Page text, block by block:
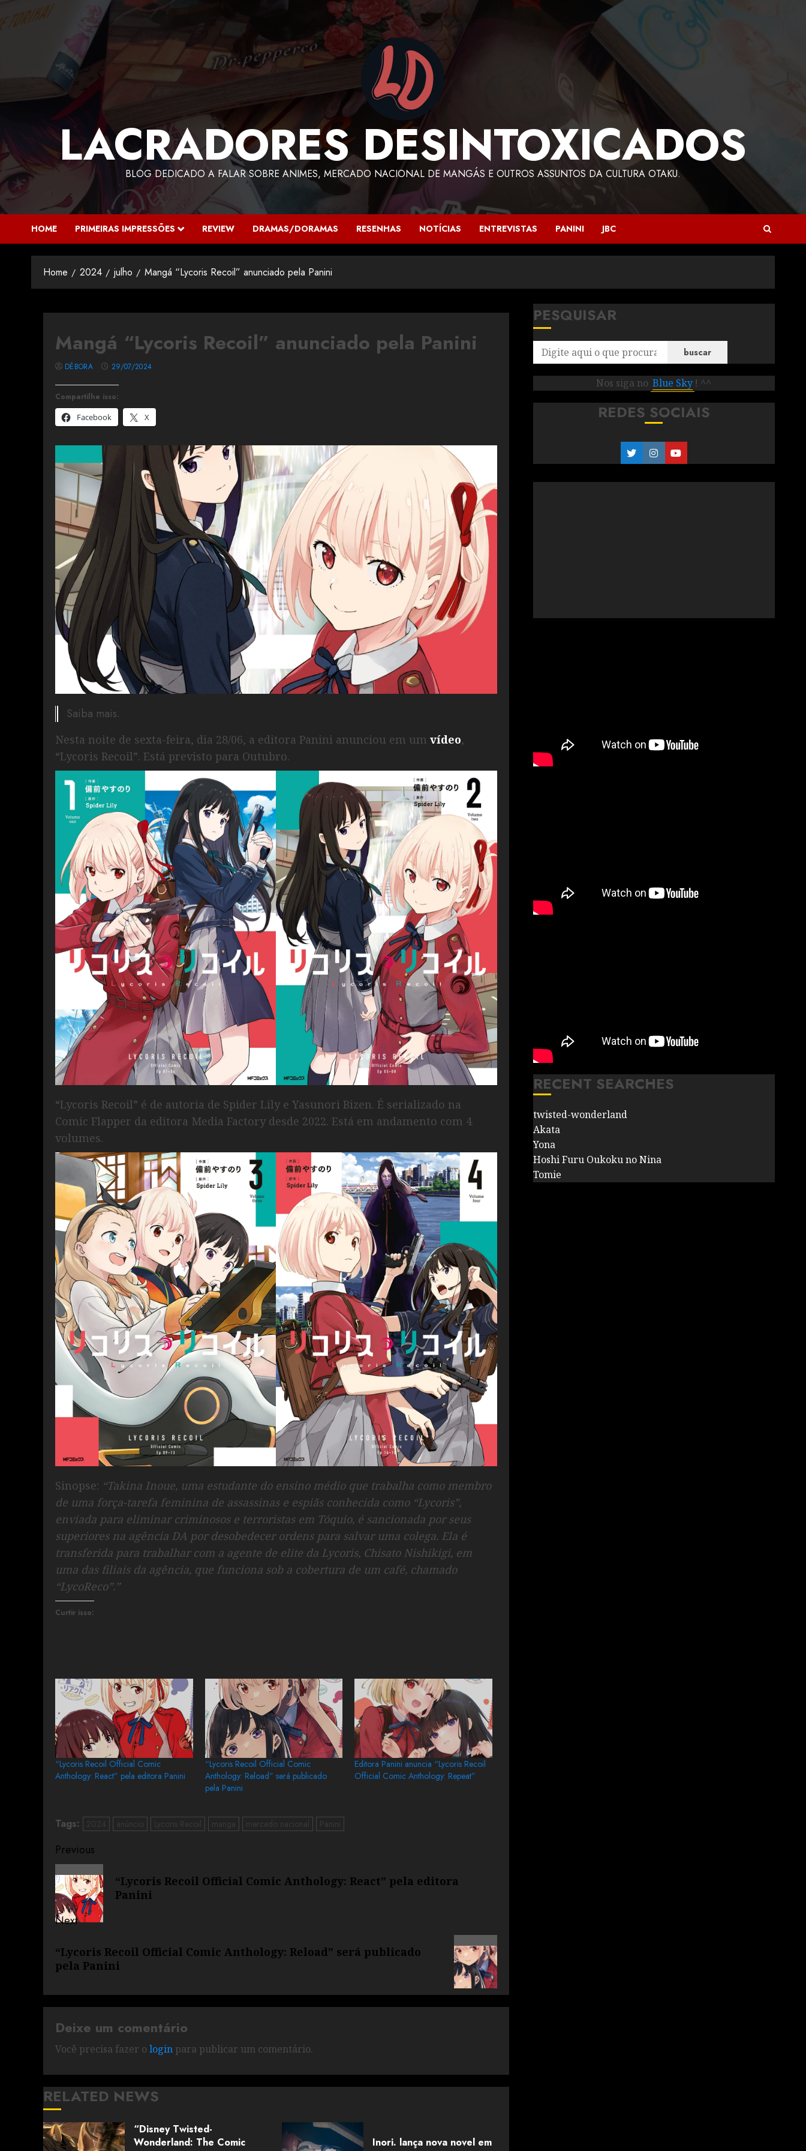
LACRADORES DESINTOXICADOS
BLOG DEDICADO A FALAR SOBRE ANIMES, MERCADO NACIONAL DE MANGÁS E OUTROS ASSUNTOS DA CULTURA OTAKU.
HOME PRIMEIRAS IMPRESSÕES REVIEW DRAMAS/DORAMAS RESENHAS NOTÍCIAS ENTREVISTAS PANINI JBC
Home 2024 julho Mangá “Lycoris Recoil” anunciado pela Panini
Mangá “Lycoris Recoil” anunciado pela Panini
Compartilhe isso:
Facebook
X
DÉBORA 29/07/2024
Saiba mais.
Nesta noite de sexta-feira, dia 28/06, a editora Panini anunciou em um vídeo,
“Lycoris Recoil”. Está previsto para Outubro.
“Lycoris Recoil” é de autoria de Spider Lily e Yasunori Bizen. É serializado na
Comic Flapper da editora Media Factory desde 2022. Está em andamento com 4
volumes.
Sinopse: “Takina Inoue, uma estudante do ensino médio que trabalha como membro
de uma força-tarefa feminina de assassinas e espiãs conhecida como “Lycoris”,
enviada para eliminar criminosos e terroristas em Tóquio, é sancionada por seus
superiores na agência DA por desobedecer ordens para salvar uma colega. Ela é
transferida para trabalhar com a agente de elite da Lycoris, Chisato Nishikigi, em
uma das filiais da agência, que funciona sob a cobertura de um café, chamado
“LycoReco”.”
Curtir isso:
“Lycoris Recoil Official Comic
Anthology: React” pela editora Panini
“Lycoris Recoil Official Comic
Anthology: Reload” será publicado
pela Panini
Editora Panini anuncia “Lycoris Recoil
Official Comic Anthology: Repeat”
Tags: 2024 anúncio Lycoris Recoil manga mercado nacional Panini
Previous
“Lycoris Recoil Official Comic Anthology: React” pela editora
Panini
Next
“Lycoris Recoil Official Comic Anthology: Reload” será publicado
pela Panini
Deixe um comentário
Você precisa fazer o login para publicar um comentário.
RELATED NEWS
“Disney Twisted-
Wonderland: The Comic
Inori. lança nova novel em
PESQUISAR
buscar
Nos siga no Blue Sky ! ^^
REDES SOCIAIS
RECENT SEARCHES
twisted-wonderland
Akata
Yona
Hoshi Furu Oukoku no Nina
Tomie